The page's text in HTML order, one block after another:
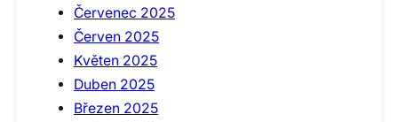
Červenec 2025
Červen 2025
Květen 2025
Duben 2025
Březen 2025